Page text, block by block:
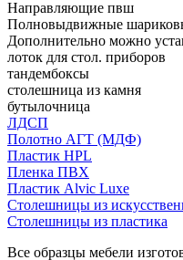
Направляющие пвш
Полновыдвижные
Дополнительно можно
лоток для стол. приборов
тандембоксы
столешница из камня
бутылочница
ЛДСП
Полотно АГТ (МДФ)
Пластик HPL
Пленка ПВХ
Пластик Alvic Luxe
Столешницы из
Столешницы из пластика
Все образцы мебели